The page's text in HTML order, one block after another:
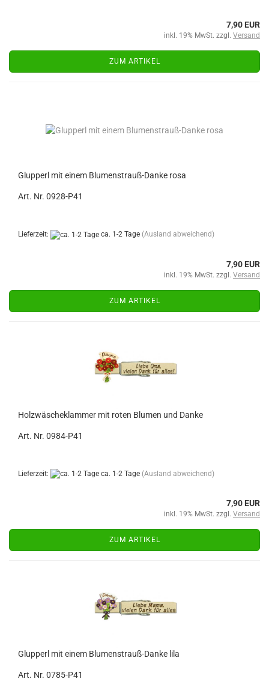
7,90 EUR
inkl. 19% MwSt. zzgl. Versand
ZUM ARTIKEL
Glupperl mit einem Blumenstrauß-Danke rosa
Art. Nr. 0928-P41
Lieferzeit: ca. 1-2 Tage (Ausland abweichend)
7,90 EUR
inkl. 19% MwSt. zzgl. Versand
ZUM ARTIKEL
Holzwäscheklammer mit roten Blumen und Danke
Art. Nr. 0984-P41
Lieferzeit: ca. 1-2 Tage (Ausland abweichend)
7,90 EUR
inkl. 19% MwSt. zzgl. Versand
ZUM ARTIKEL
Glupperl mit einem Blumenstrauß-Danke lila
Art. Nr. 0785-P41